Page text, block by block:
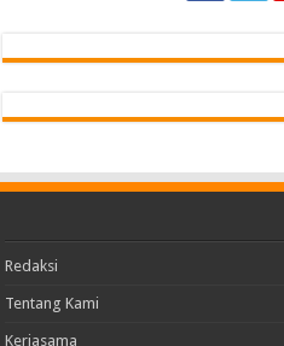
Redaksi
Tentang Kami
Kerjasama